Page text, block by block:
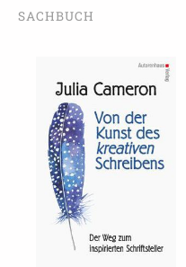
SACHBUCH